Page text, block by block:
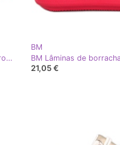
BM Lâminas de borracha da Ritter Pink rosa
BM
21,05 €